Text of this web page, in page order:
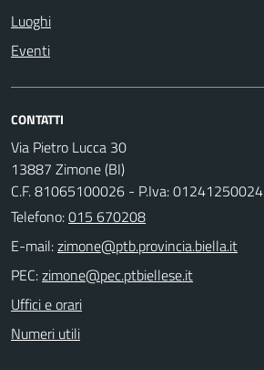
Luoghi
Eventi
CONTATTI
Via Pietro Lucca 30
13887 Zimone (BI)
C.F. 81065100026 - P.Iva: 01241250024
Telefono:015 670208
E-mail:
PEC:
Uffici e orari
Numeri utili